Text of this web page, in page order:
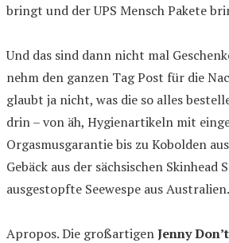
bringt und der UPS Mensch Pakete
Und das sind dann nicht mal
nehm den ganzen Tag Post für die
glaubt ja nicht, was die so alles
drin – von äh, Hygienartikeln mit
Orgasmusgarantie bis zu Kobolden
Gebäck aus der sächsischen Skinhead
ausgestopfte Seewespe aus Australien.
Apropos. Die großartigenJenny